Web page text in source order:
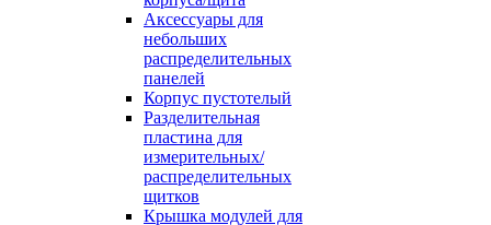
Аксессуары для
небольших
распределительных
панелей
Корпус пустотелый
Разделительная
пластина для
измерительных/
распределительных
щитков
Крышка модулей для